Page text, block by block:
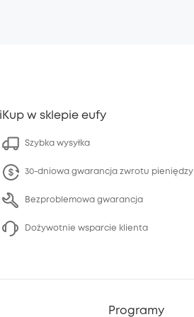
Kup w sklepie eufy
Szybka wysyłka
30-dniowa gwarancja zwrotu pieniędzy
Bezproblemowa gwarancja
Dożywotnie wsparcie klienta
Programy